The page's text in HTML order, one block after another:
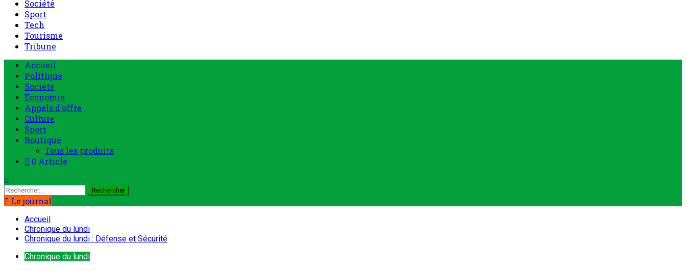
Société
Sport
Tech
Tourisme
Tribune
Menu
principal
Accueil
Politique
Société
Economie
Appels d’offre
Culture
Sport
Boutique
Tous les produits
0 Article
Rechercher :
Le journal
Accueil
Chronique du lundi
Chronique du lundi : Défense et Sécurité
Chronique du lundi